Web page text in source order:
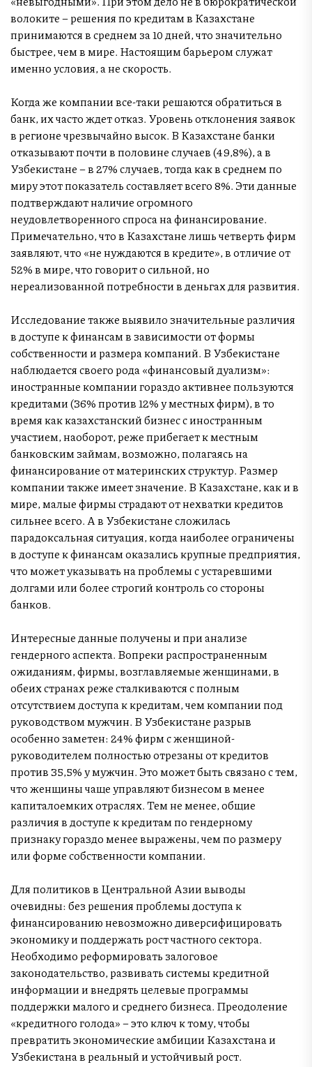
волоките – решения по кредитам в Казахстане
принимаются в среднем за 10 дней, что значительно
быстрее, чем в мире. Настоящим барьером служат
именно условия, а не скорость.
Когда же компании все-таки решаются обратиться в
банк, их часто ждет отказ. Уровень отклонения заявок
в регионе чрезвычайно высок. В Казахстане банки
отказывают почти в половине случаев (49,8%), а в
Узбекистане – в 27% случаев, тогда как в среднем по
миру этот показатель составляет всего 8%. Эти данные
подтверждают наличие огромного
неудовлетворенного спроса на финансирование.
Примечательно, что в Казахстане лишь четверть фирм
заявляют, что «не нуждаются в кредите», в отличие от
52% в мире, что говорит о сильной, но
нереализованной потребности в деньгах для развития.
Исследование также выявило значительные различия
в доступе к финансам в зависимости от формы
собственности и размера компаний. В Узбекистане
наблюдается своего рода «финансовый дуализм»:
иностранные компании гораздо активнее пользуются
кредитами (36% против 12% у местных фирм), в то
время как казахстанский бизнес с иностранным
участием, наоборот, реже прибегает к местным
банковским займам, возможно, полагаясь на
финансирование от материнских структур. Размер
компании также имеет значение. В Казахстане, как и в
мире, малые фирмы страдают от нехватки кредитов
сильнее всего. А в Узбекистане сложилась
парадоксальная ситуация, когда наиболее ограничены
в доступе к финансам оказались крупные предприятия,
что может указывать на проблемы с устаревшими
долгами или более строгий контроль со стороны
банков.
Интересные данные получены и при анализе
гендерного аспекта. Вопреки распространенным
ожиданиям, фирмы, возглавляемые женщинами, в
обеих странах реже сталкиваются с полным
отсутствием доступа к кредитам, чем компании под
руководством мужчин. В Узбекистане разрыв
особенно заметен: 24% фирм с женщиной-
руководителем полностью отрезаны от кредитов
против 35,5% у мужчин. Это может быть связано с тем,
что женщины чаще управляют бизнесом в менее
капиталоемких отраслях. Тем не менее, общие
различия в доступе к кредитам по гендерному
признаку гораздо менее выражены, чем по размеру
или форме собственности компании.
Для политиков в Центральной Азии выводы
очевидны: без решения проблемы доступа к
финансированию невозможно диверсифицировать
экономику и поддержать рост частного сектора.
Необходимо реформировать залоговое
законодательство, развивать системы кредитной
информации и внедрять целевые программы
поддержки малого и среднего бизнеса. Преодоление
«кредитного голода» – это ключ к тому, чтобы
превратить экономические амбиции Казахстана и
Узбекистана в реальный и устойчивый рост.